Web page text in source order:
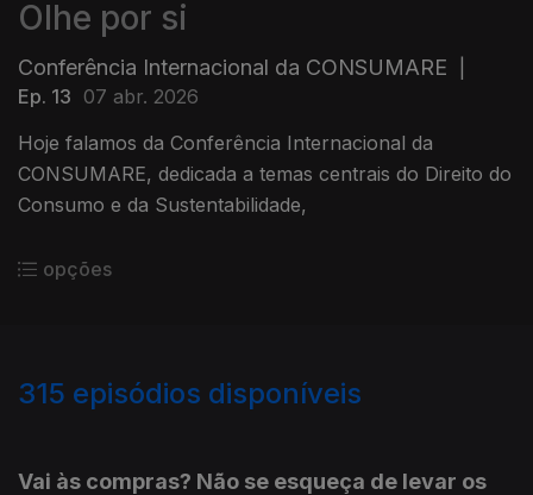
Olhe por si
Conferência Internacional da CONSUMARE
Ep. 13 07 abr. 2026
Hoje falamos da Conferência Internacional da
CONSUMARE, dedicada a temas centrais do Direito do
Consumo e da Sustentabilidade,
opções
315 episódios disponíveis
Vai às compras? Não se esqueça de levar os